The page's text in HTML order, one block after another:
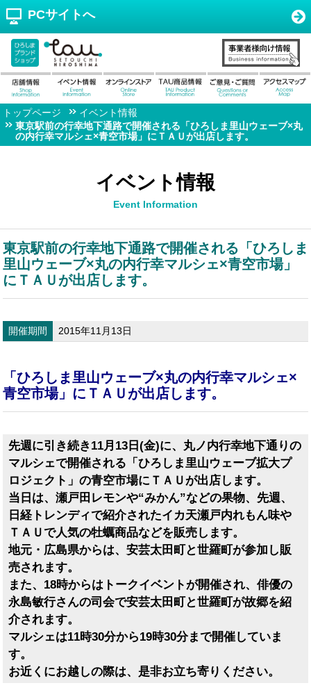
PCサイトへ
トップページ
イベント情報
東京駅前の行幸地下通路で開催される「ひろしま里山ウェーブ×丸
の内行幸マルシェ×青空市場」にＴＡＵが出店します。
イベント情報
Event Information
東京駅前の行幸地下通路で開催される「ひろしま
里山ウェーブ×丸の内行幸マルシェ×青空市場」
にＴＡＵが出店します。
開催期間 2015年11月13日
「ひろしま里山ウェーブ×丸の内行幸マルシェ×
青空市場」にＴＡＵが出店します。
先週に引き続き11月13日(金)に、丸ノ内行幸地下通りの
マルシェで開催される「ひろしま里山ウェーブ拡大プ
ロジェクト」の青空市場にＴＡＵが出店します。
当日は、瀬戸田レモンや“みかん”などの果物、先週、
日経トレンディで紹介されたイカ天瀬戸内れもん味や
ＴＡＵで人気の牡蠣商品などを販売します。
地元・広島県からは、安芸太田町と世羅町が参加し販
売されます。
また、18時からはトークイベントが開催され、俳優の
永島敏行さんの司会で安芸太田町と世羅町が故郷を紹
介されます。
マルシェは11時30分から19時30分まで開催していま
す。
お近くにお越しの際は、是非お立ち寄りください。